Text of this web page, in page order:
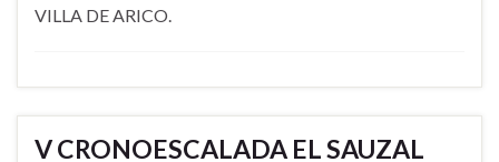
VILLA DE ARICO.
V CRONOESCALADA EL SAUZAL